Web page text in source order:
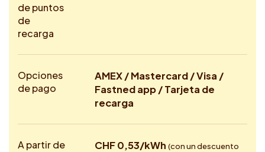
de puntos
de
recarga
Opciones
de pago
AMEX / Mastercard / Visa /
Fastned app / Tarjeta de
recarga
A partir de CHF 0,53/kWh (con un descuento